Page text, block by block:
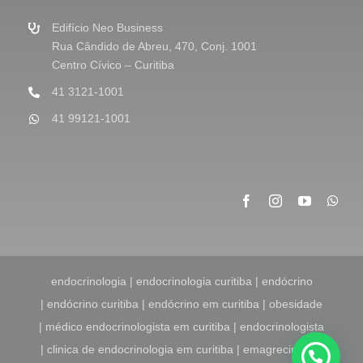
m
Edifício Neo Business
Rua Cândido de Abreu, 470, Conj. 1001
Centro Cívico – Curitiba
41 3121-1001
41 99121-1001
endocrinologia | endocrinologia curitiba | endócrino
| endócrino curitiba | endócrino em curitiba | obesidade
| médico endocrinologista em curitiba | endocrinologista
| clinica de endocrinologia em curitiba | emagrecimento